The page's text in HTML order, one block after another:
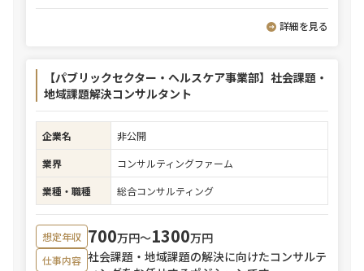
詳細を見る
【パブリックセクター・ヘルスケア事業部】社会課題・
地域課題解決コンサルタント
企業名
非公開
業界
コンサルティングファーム
業種・職種
総合コンサルティング
想定年収 700万円〜1300万円
仕事内容 社会課題・地域課題の解決に向けたコンサルテ